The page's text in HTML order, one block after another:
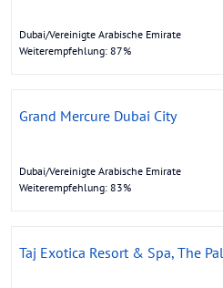
Dubai/Vereinigte Arabische Emirate
Weiterempfehlung: 87%
Grand Mercure Dubai City
Dubai/Vereinigte Arabische Emirate
Weiterempfehlung: 83%
Taj Exotica Resort & Spa, The